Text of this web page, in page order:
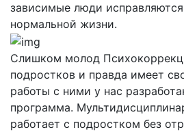
зависимые люди
нормальной жизни.
Слишком молод
подростков и правда имеет
работы с ними у нас
программа.
работает с подростком без